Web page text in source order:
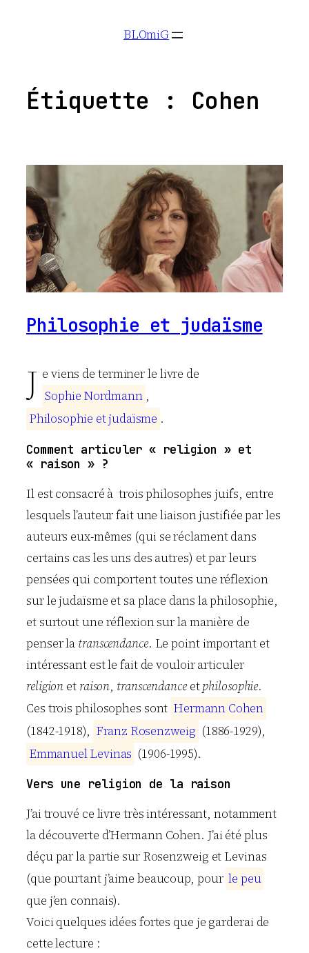
BLOmiG
Étiquette : Cohen
Philosophie et judaïsme
J e viens de terminer le livre de
Sophie Nordmann ,
Philosophie etjudaïsme .
Comment articuler « religion » et
« raison » ?
Il est consacré à trois philosophes juifs, entre
lesquels l’auteur fait une liaison justifiée par les
auteurs eux-mêmes (qui se réclament dans
certains cas les uns des autres) et par leurs
pensées qui comportent toutes une réflexion
sur le judaïsme et sa place dans la philosophie,
et surtout une réflexion sur la manière de
penser la transcendance. Le point important et
intéressant est le fait de vouloir articuler
religion et raison, transcendanceetphilosophie.
Ces trois philosophes sont Hermann Cohen
(1842-1918), Franz Rosenzweig (1886-1929),
EmmanuelLevinas (1906-1995).
Vers une religion de la raison
J’ai trouvé ce livre très intéressant, notamment
la découverte d’Hermann Cohen. J’ai été plus
déçu par la partie sur Rosenzweig et Levinas
(que pourtant j’aime beaucoup, pour le peu
que j’en connais).
Voici quelques idées fortes que je garderai de
cette lecture :